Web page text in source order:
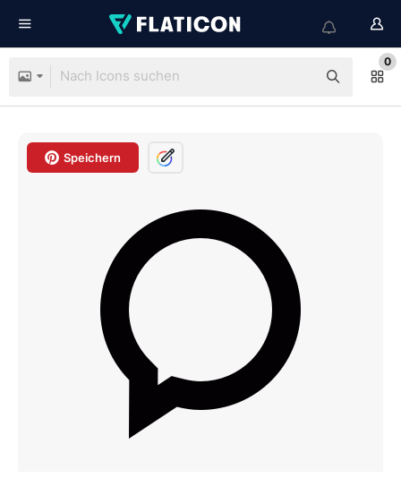
0
Speichern